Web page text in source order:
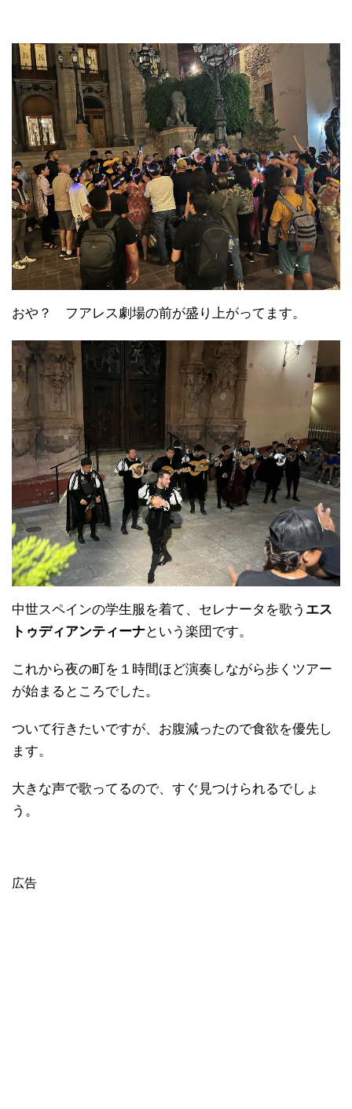
おや？ フアレス劇場の前が盛り上がってます。
中世スペインの学生服を着て、セレナータを歌う エス
トゥディアンティーナという楽団です。
これから夜の町を１時間ほど演奏しながら歩くツアー
が始まるところでした。
ついて行きたいですが、お腹減ったので食欲を優先し
ます。
大きな声で歌ってるので、すぐ見つけられるでしょ
う。
広告